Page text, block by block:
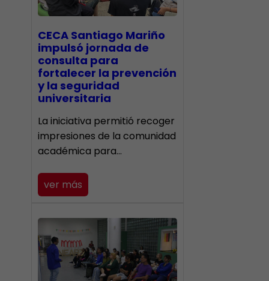
CECA Santiago Mariño
impulsó jornada de
consulta para
fortalecer la prevención
y la seguridad
universitaria
La iniciativa permitió recoger
impresiones de la comunidad
académica para…
ver más